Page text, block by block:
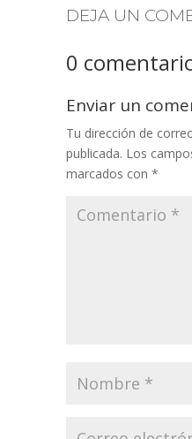
DEJA UN
0
Enviar un
Tu dirección de
publicada. Los
marcados con *